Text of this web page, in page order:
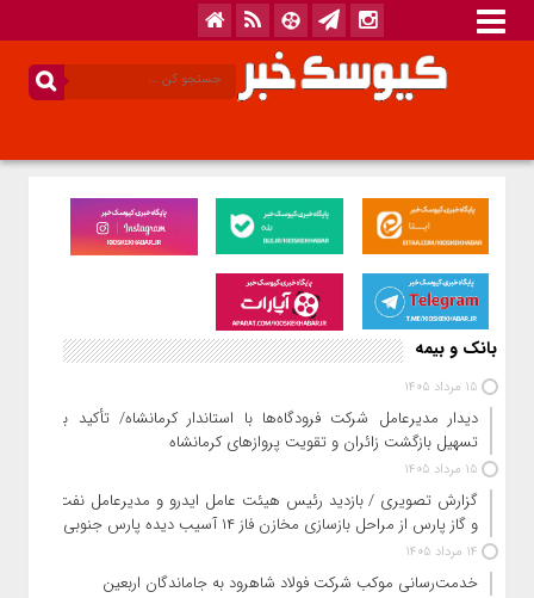
بانک و بیمه
15 مرداد 1405
دیدار مدیرعامل شرکت فرودگاه‌ها با استاندار کرمانشاه/ تأکید بر
تسهیل بازگشت زائران و تقویت پروازهای کرمانشاه
15 مرداد 1405
گزارش تصویری / بازدید رئیس هیئت عامل ایدرو و مدیرعامل نفت
و گاز پارس از مراحل بازسازی مخازن فاز ۱۴ آسیب دیده پارس جنوبی
14 مرداد 1405
خدمت‌رسانی موکب شرکت فولاد شاهرود به جاماندگان اربعین